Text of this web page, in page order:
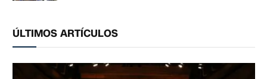
ÚLTIMOS ARTÍCULOS